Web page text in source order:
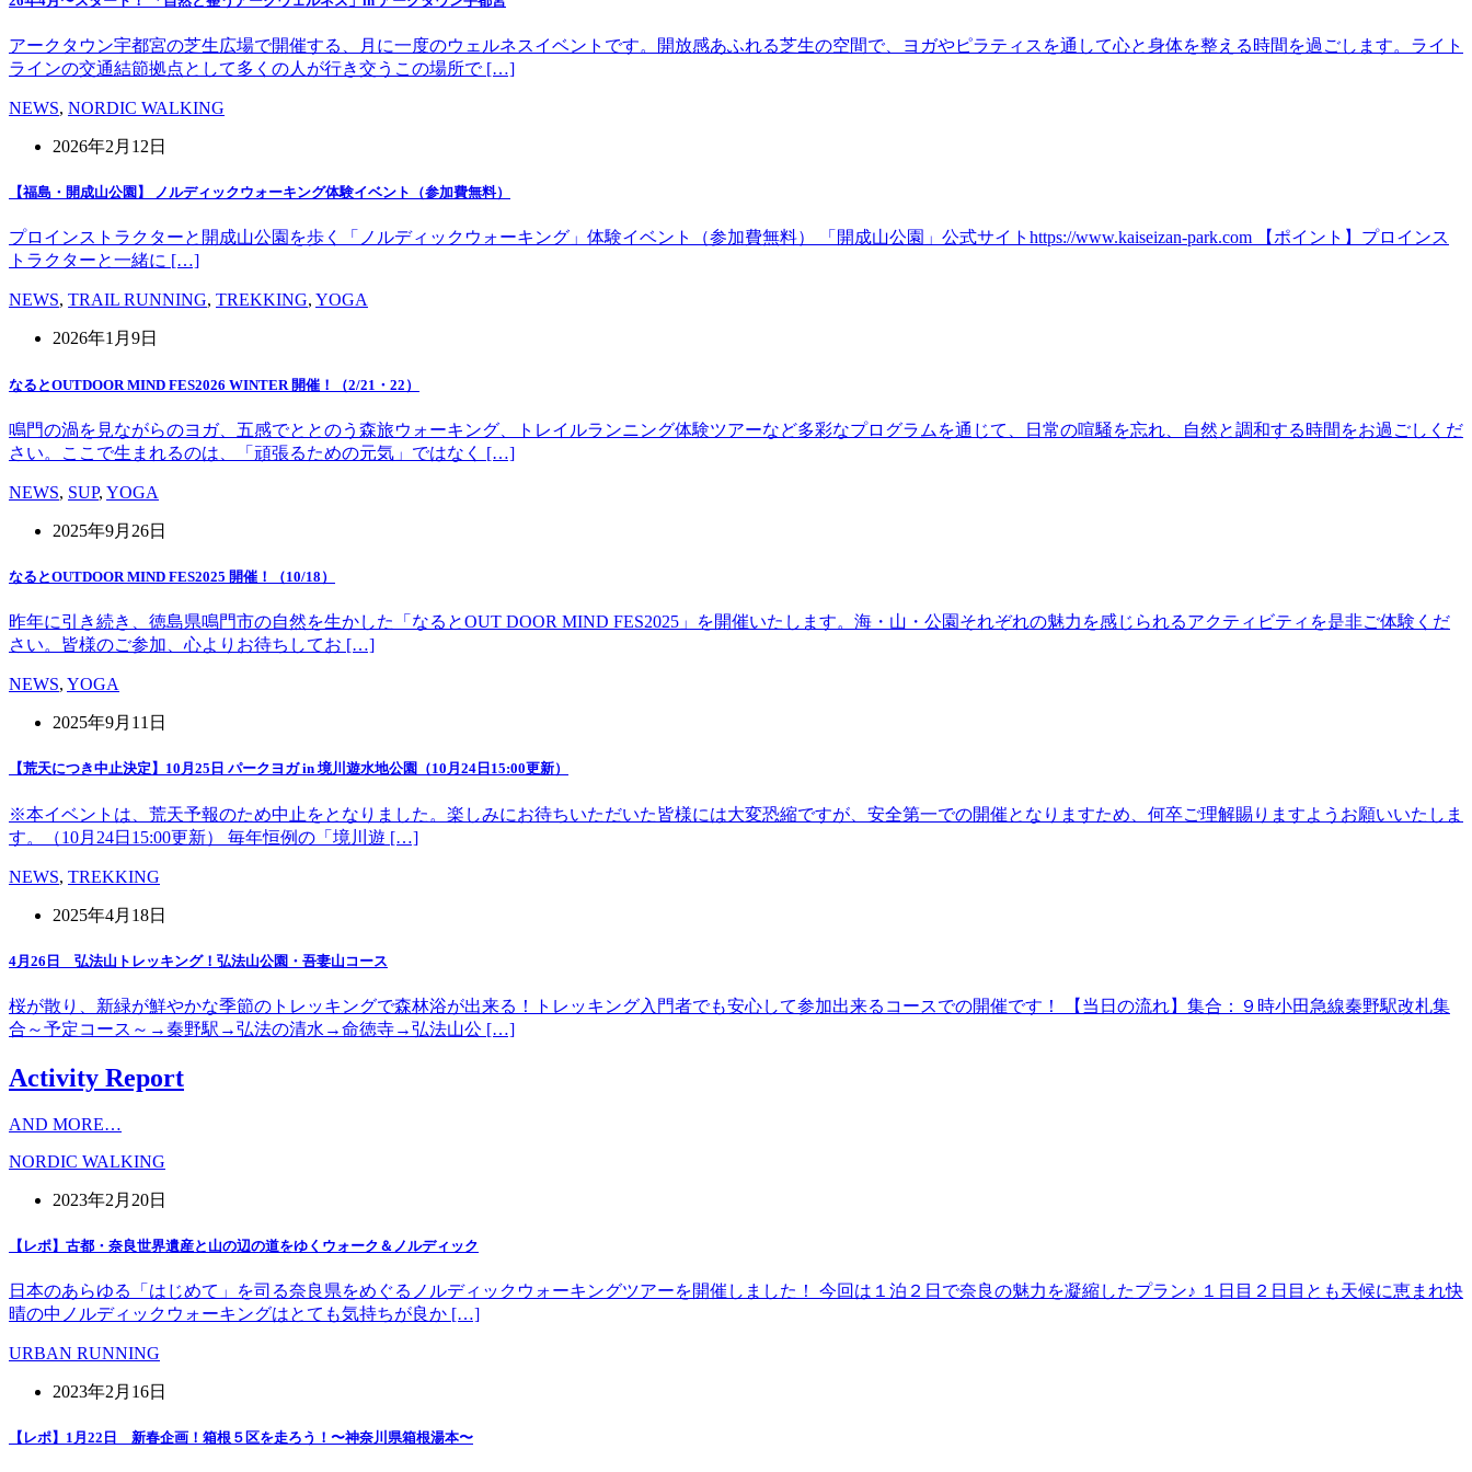
アークタウン宇都宮の芝生広場で開催する、月に一度のウェルネスイベントです。開放感あふれる芝生の空間で、ヨガやピラティスを通して心と身体を整える時間を過ごします。ライト
ラインの交通結節拠点として多くの人が行き交うこの場所で […]
NEWS, NORDIC WALKING
2026年2月12日
【福島・開成山公園】 ノルディックウォーキング体験イベント（参加費無料）
プロインストラクターと開成山公園を歩く「ノルディックウォーキング」体験イベント（参加費無料） 「開成山公園」公式サイトhttps://www.kaiseizan-park.com 【ポイント】プロインス
トラクターと一緒に […]
NEWS, TRAIL RUNNING, TREKKING, YOGA
2026年1月9日
なるとOUTDOOR MIND FES2026 WINTER 開催！（2/21・22）
鳴門の渦を見ながらのヨガ、五感でととのう森旅ウォーキング、トレイルランニング体験ツアーなど多彩なプログラムを通じて、日常の喧騒を忘れ、自然と調和する時間をお過ごしくだ
さい。ここで生まれるのは、「頑張るための元気」ではなく […]
NEWS, SUP, YOGA
2025年9月26日
なるとOUTDOOR MIND FES2025 開催！（10/18）
昨年に引き続き、徳島県鳴門市の自然を生かした「なるとOUT DOOR MIND FES2025」を開催いたします。海・山・公園それぞれの魅力を感じられるアクティビティを是非ご体験くだ
さい。皆様のご参加、心よりお待ちしてお […]
NEWS, YOGA
2025年9月11日
【荒天につき中止決定】10月25日 パークヨガ in 境川遊水地公園（10月24日15:00更新）
※本イベントは、荒天予報のため中止をとなりました。楽しみにお待ちいただいた皆様には大変恐縮ですが、安全第一での開催となりますため、何卒ご理解賜りますようお願いいたしま
す。（10月24日15:00更新） 毎年恒例の「境川遊 […]
NEWS, TREKKING
2025年4月18日
4月26日 弘法山トレッキング！弘法山公園・吾妻山コース
桜が散り、新緑が鮮やかな季節のトレッキングで森林浴が出来る！トレッキング入門者でも安心して参加出来るコースでの開催です！ 【当日の流れ】集合：９時小田急線秦野駅改札集
合～予定コース～→秦野駅→弘法の清水→命徳寺→弘法山公 […]
Activity Report
AND MORE…
NORDIC WALKING
2023年2月20日
【レポ】古都・奈良世界遺産と山の辺の道をゆくウォーク＆ノルディック
日本のあらゆる「はじめて」を司る奈良県をめぐるノルディックウォーキングツアーを開催しました！ 今回は１泊２日で奈良の魅力を凝縮したプラン♪ １日目２日目とも天候に恵まれ快
晴の中ノルディックウォーキングはとても気持ちが良か […]
URBAN RUNNING
2023年2月16日
【レポ】1月22日 新春企画！箱根５区を走ろう！〜神奈川県箱根湯本〜